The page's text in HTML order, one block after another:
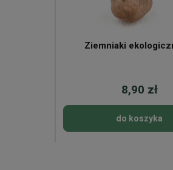
Ziemniaki
8,90 zł
do koszyka